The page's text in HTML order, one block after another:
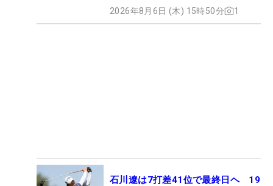
2026年8月6日 (木) 15時50分 1
石川遼は7打差41位で最終日ヘ 19